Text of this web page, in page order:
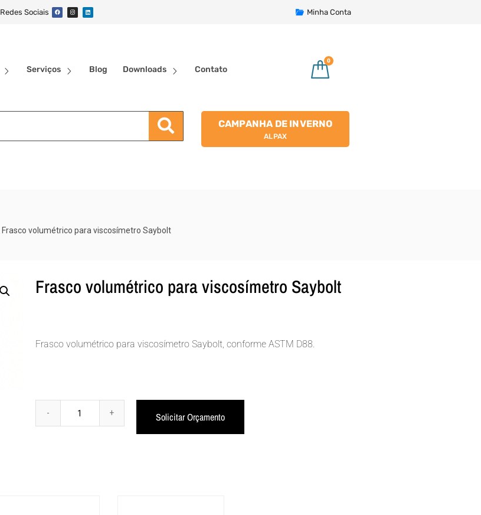
Redes Sociais Minha Conta
Serviços Blog Downloads Contato
0
CAMPANHA DE INVERNO
ALPAX
Frasco volumétrico para viscosímetro Saybolt
Frasco volumétrico para viscosímetro Saybolt
Frasco volumétrico para viscosímetro Saybolt, conforme ASTM D88.
Solicitar Orçamento